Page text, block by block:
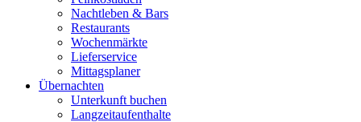
Nachtleben & Bars
Restaurants
Wochenmärkte
Lieferservice
Mittagsplaner
Übernachten
Unterkunft buchen
Langzeitaufenthalte